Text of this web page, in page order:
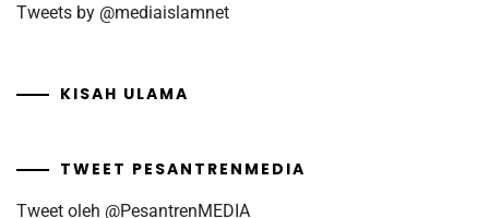
Tweets by @mediaislamnet
KISAH ULAMA
TWEET PESANTRENMEDIA
Tweet oleh @PesantrenMEDIA